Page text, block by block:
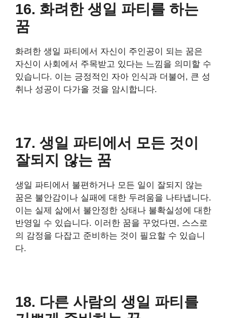
16. 화려한 생일 파티를 하는
꿈
화려한 생일 파티에서 자신이 주인공이 되는 꿈은
자신이 사회에서 주목받고 있다는 느낌을 의미할 수
있습니다. 이는 긍정적인 자아 인식과 더불어, 큰 성
취나 성공이 다가올 것을 암시합니다.
17. 생일 파티에서 모든 것이
잘되지 않는 꿈
생일 파티에서 불편하거나 모든 일이 잘되지 않는
꿈은 불안감이나 실패에 대한 두려움을 나타냅니다.
이는 실제 삶에서 불안정한 상태나 불확실성에 대한
반영일 수 있습니다. 이러한 꿈을 꾸었다면, 스스로
의 감정을 다잡고 준비하는 것이 필요할 수 있습니
다.
18. 다른 사람의 생일 파티를